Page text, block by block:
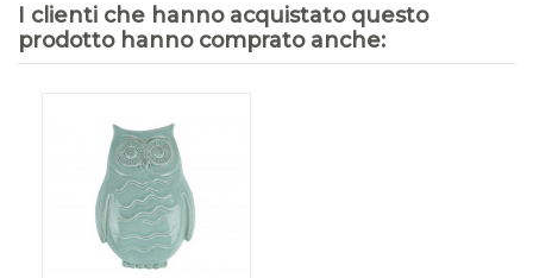
I clienti che hanno acquistato questo
prodotto hanno comprato anche: